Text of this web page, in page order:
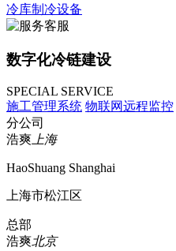
冷库制冷设备
数字化冷链建设
SPECIAL SERVICE
施工管理系统 物联网远程监控
分公司
浩爽 上海
HaoShuang Shanghai
上海市松江区
总部
浩爽北京